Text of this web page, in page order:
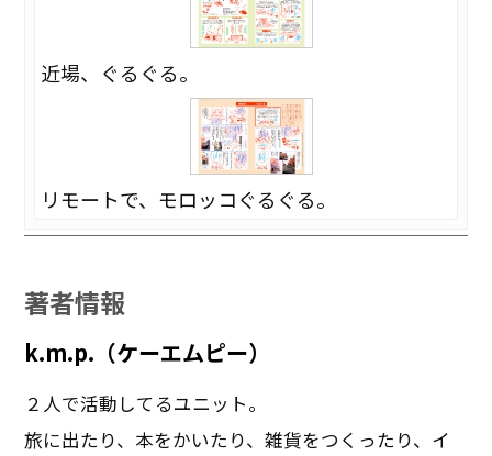
近場、ぐるぐる。
リモートで、モロッコぐるぐる。
著者情報
k.m.p.（ケーエムピー）
２人で活動してるユニット。
旅に出たり、本をかいたり、雑貨をつくったり、イ